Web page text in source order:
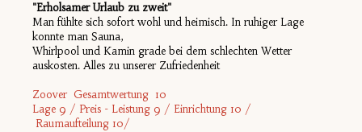
"Erholsamer Urlaub zu zweit"
Man fühlte sich sofort wohl und heimisch. In ruhiger Lage
konnte man Sauna,
Whirlpool und Kamin grade bei dem schlechten Wetter
auskosten. Alles zu unserer Zufriedenheit
Zoover Gesamtwertung 10
Lage 9 / Preis - Leistung 9 / Einrichtung 10 /
Raumaufteilung 10/